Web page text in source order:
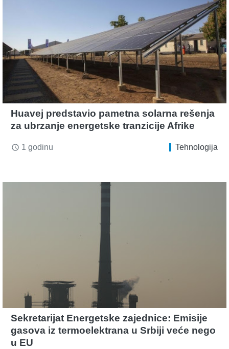
Huavej predstavio pametna solarna rešenja
za ubrzanje energetske tranzicije Afrike
access_time 1 godinu Tehnologija
Sekretarijat Energetske zajednice: Emisije
gasova iz termoelektrana u Srbiji veće nego
u EU